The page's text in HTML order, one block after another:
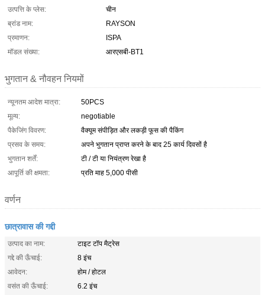
उत्पत्ति के प्लेस:
चीन
ब्रांड नाम:
RAYSON
प्रमाणन:
ISPA
मॉडल संख्या:
आरएसबी-BT1
भुगतान & नौवहन नियमों
न्यूनतम आदेश मात्रा:
50PCS
मूल्य:
negotiable
पैकेजिंग विवरण:
वैक्यूम संपीड़ित और लकड़ी फूस की पैकिंग
प्रसव के समय:
अपने भुगतान प्राप्त करने के बाद 25 कार्य दिवसों है
भुगतान शर्तें:
टी / टी या नियंत्रण रेखा है
आपूर्ति की क्षमता:
प्रति माह 5,000 पीसी
वर्णन
छात्रावास की गद्दी
उत्पाद का नाम:
टाइट टॉप मैट्रेस
गद्दे की ऊँचाई:
8 इंच
आवेदन:
होम / होटल
वसंत की ऊँचाई:
6.2 इंच